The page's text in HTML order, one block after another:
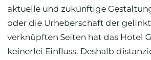
aktuelle und zukünftige
oder die Urheberschaft der
verknüpften Seiten hat das Hotel
keinerlei Einfluss. Deshalb